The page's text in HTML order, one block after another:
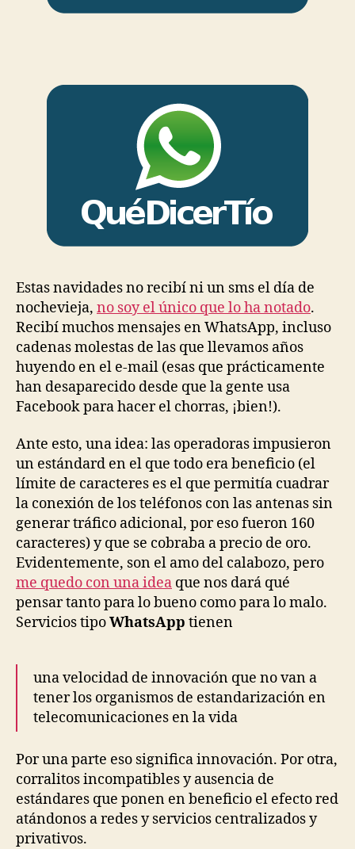
Estas navidades no recibí ni un sms el día de
nochevieja, no soy el único que lo ha notado.
Recibí muchos mensajes en WhatsApp, incluso
cadenas molestas de las que llevamos años
huyendo en el e-mail (esas que prácticamente
han desaparecido desde que la gente usa
Facebook para hacer el chorras, ¡bien!).
Ante esto, una idea: las operadoras impusieron
un estándard en el que todo era beneficio (el
límite de caracteres es el que permitía cuadrar
la conexión de los teléfonos con las antenas sin
generar tráfico adicional, por eso fueron 160
caracteres) y que se cobraba a precio de oro.
Evidentemente, son el amo del calabozo, pero
me quedo con una idea que nos dará qué
pensar tanto para lo bueno como para lo malo.
Servicios tipoWhatsApp tienen
una velocidad de innovación que no van a
tener los organismos de estandarización en
telecomunicaciones en la vida
Por una parte eso significa innovación. Por otra,
corralitos incompatibles y ausencia de
estándares que ponen en beneficio el efecto red
atándonos a redes y servicios centralizados y
privativos.